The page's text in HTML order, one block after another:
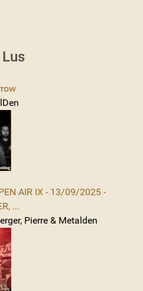
AIR IX - 13/09/2025 -
...
Pierre & Metalden